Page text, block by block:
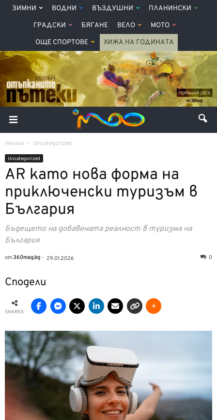
ЗИМНИ ВОДНИ ВЪЗДУШНИ ПЛАНИНСКИ
ГРАДСКИ БЯГАНЕ ВЕЛО МОТО
ОЩЕ СПОРТОВЕ ХИЖА НА ГОДИНАТА
Начало Uncategorized
Uncategorized
AR като нова форма на
приключенски туризъм в
България
Бъдещето на добавената реалност в туризма на
България
от360mag.bg - 29.01.2026 0
Сподели
SHARES